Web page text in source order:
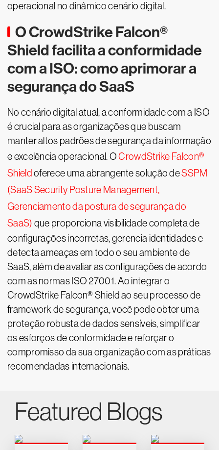
operacional no dinâmico cenário digital.
O CrowdStrike Falcon®
Shield facilita a conformidade
com a ISO: como aprimorar a
segurança do SaaS
No cenário digital atual, a conformidade com a ISO
é crucial para as organizações que buscam
manter altos padrões de segurança da informação
e excelência operacional. OCrowdStrike Falcon®
Shield oferece uma abrangente solução deSSPM
(SaaS Security Posture Management,
Gerenciamento da postura de segurança do
SaaS) que proporciona visibilidade completa de
configurações incorretas, gerencia identidades e
detecta ameaças em todo o seu ambiente de
SaaS, além de avaliar as configurações de acordo
com as normas ISO 27001. Ao integrar o
CrowdStrike Falcon® Shield ao seu processo de
framework de segurança, você pode obter uma
proteção robusta de dados sensíveis, simplificar
os esforços de conformidade e reforçar o
compromisso da sua organização com as práticas
recomendadas internacionais.
Featured Blogs